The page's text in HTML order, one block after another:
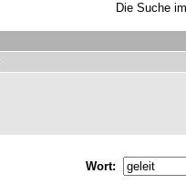
Die Suche
Wort: